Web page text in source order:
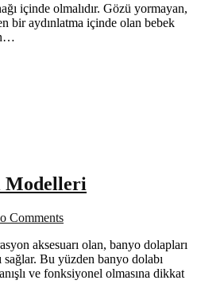
içinde olmalıdır. Gözü yormayan,
bir aydınlatma içinde olan bebek
Modelleri
Comments
aksesuarı olan, banyo dolapları
sağlar. Bu yüzden banyo dolabı
ve fonksiyonel olmasına dikkat